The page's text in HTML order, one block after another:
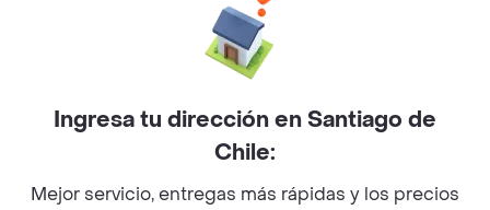
Pide tu comida favorita cerca de ti
Categorías
Ingresa tu dirección en Santiago de
Chile:
Mejor servicio, entregas más rápidas y los precios